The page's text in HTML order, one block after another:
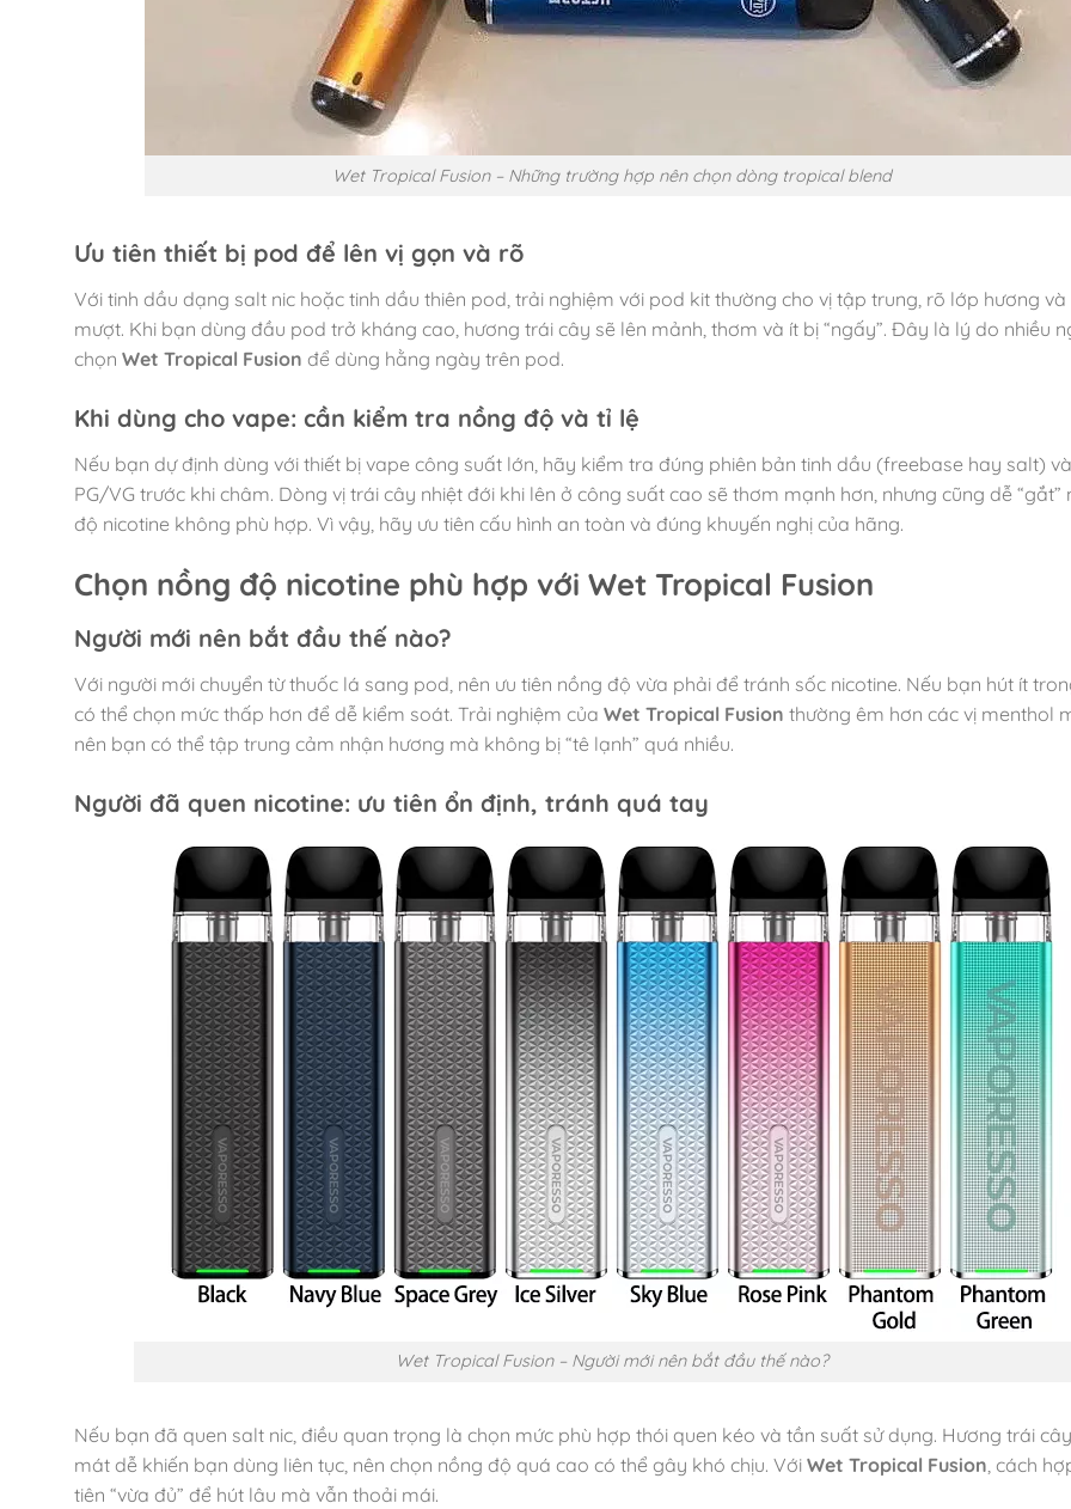
Wet Tropical Fusion – Những trường hợp nên chọn dòng tropical blend
Ưu tiên thiết bị pod để lên vị gọn và rõ
Với tinh dầu dạng salt nic hoặc tinh dầu thiên pod, trải nghiệm với pod kit thường cho vị tập trung, rõ lớp hương và
mượt. Khi bạn dùng đầu pod trở kháng cao, hương trái cây sẽ lên mảnh, thơm và ít bị “ngấy”. Đây là lý do nhiều
chọn Wet Tropical Fusion để dùng hằng ngày trên pod.
Khi dùng cho vape: cần kiểm tra nồng độ và tỉ lệ
Nếu bạn dự định dùng với thiết bị vape công suất lớn, hãy kiểm tra đúng phiên bản tinh dầu (freebase hay salt)
PG/VG trước khi châm. Dòng vị trái cây nhiệt đới khi lên ở công suất cao sẽ thơm mạnh hơn, nhưng cũng dễ “gắt”
độ nicotine không phù hợp. Vì vậy, hãy ưu tiên cấu hình an toàn và đúng khuyến nghị của hãng.
Chọn nồng độ nicotine phù hợp với Wet Tropical Fusion
Người mới nên bắt đầu thế nào?
Với người mới chuyển từ thuốc lá sang pod, nên ưu tiên nồng độ vừa phải để tránh sốc nicotine. Nếu bạn hút ít
có thể chọn mức thấp hơn để dễ kiểm soát. Trải nghiệm của Wet Tropical Fusion thường êm hơn các vị menthol
nên bạn có thể tập trung cảm nhận hương mà không bị “tê lạnh” quá nhiều.
Người đã quen nicotine: ưu tiên ổn định, tránh quá tay
Wet Tropical Fusion – Người mới nên bắt đầu thế nào?
Nếu bạn đã quen salt nic, điều quan trọng là chọn mức phù hợp thói quen kéo và tần suất sử dụng. Hương trái
mát dễ khiến bạn dùng liên tục, nên chọn nồng độ quá cao có thể gây khó chịu. Với Wet Tropical Fusion, cách
tiên “vừa đủ” để hút lâu mà vẫn thoải mái.